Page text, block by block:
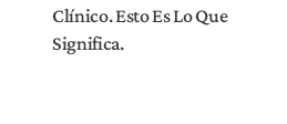
Clínico. Esto Es Lo Que
Significa.